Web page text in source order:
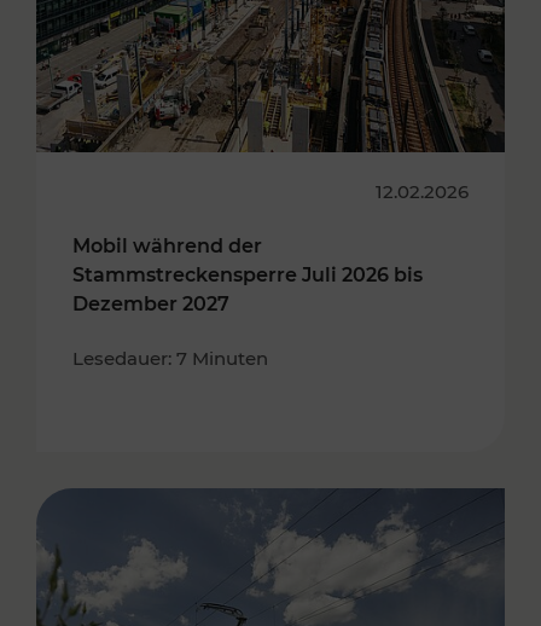
12.02.2026
Mobil während der
Stammstreckensperre Juli 2026 bis
Dezember 2027
Lesedauer: 7 Minuten